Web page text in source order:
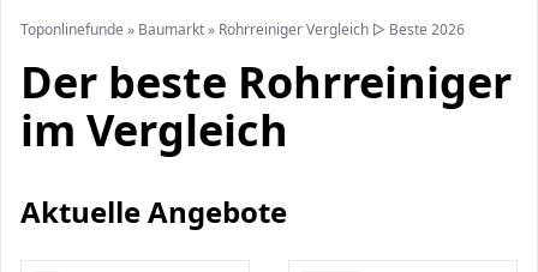
Toponlinefunde » Baumarkt» Rohrreiniger Vergleich ▷ Beste 2026
Der beste Rohrreiniger
im Vergleich
Aktuelle Angebote